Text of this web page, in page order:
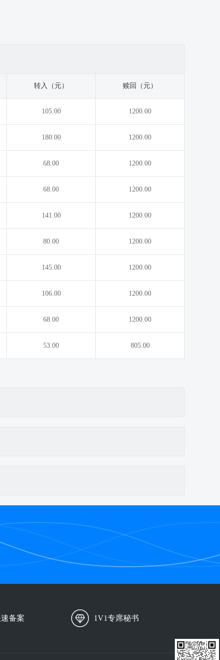
转入（元） 赎回（元）
105.00 1200.00
180.00 1200.00
68.00 1200.00
68.00 1200.00
141.00 1200.00
80.00 1200.00
145.00 1200.00
106.00 1200.00
68.00 1200.00
53.00 805.00
备案 1V1专席秘书